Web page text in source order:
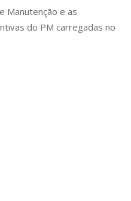
Manutenção e as
do PM carregadas no